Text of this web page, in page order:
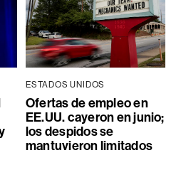
ESTADOS UNIDOS
Ofertas de empleo en
EE.UU. cayeron en junio;
los despidos se
mantuvieron limitados